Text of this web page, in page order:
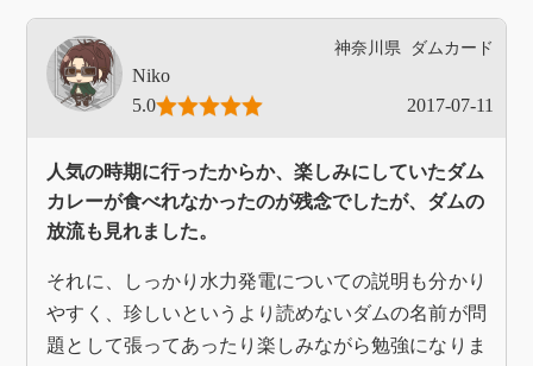
神奈川県 ダムカード
Niko
5.0
2017-07-11
人気の時期に行ったからか、楽しみにしていたダム
カレーが食べれなかったのが残念でしたが、ダムの
放流も見れました。
それに、しっかり水力発電についての説明も分かり
やすく、珍しいというより読めないダムの名前が問
題として張ってあったり楽しみながら勉強になりま